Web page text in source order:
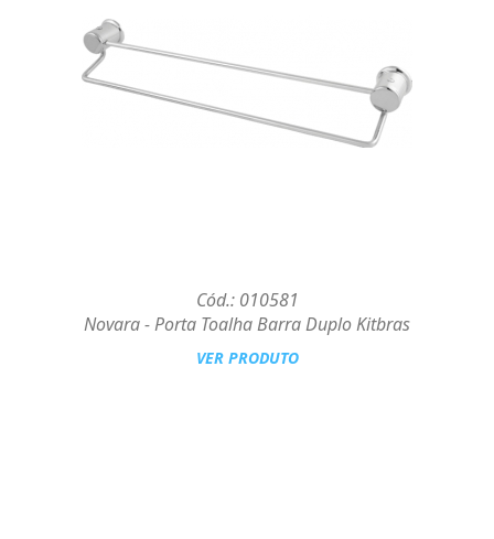
Cód.: 010581
Novara - Porta Toalha Barra Duplo Kitbras
VER PRODUTO